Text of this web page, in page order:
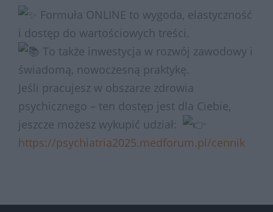
Formuła ONLINE to wygoda, elastyczność
i dostęp do wartościowych treści.
To także inwestycja w rozwój zawodowy i
świadomą, nowoczesną praktykę.
Jeśli pracujesz w obszarze zdrowia
psychicznego – ten dostęp jest dla Ciebie,
jeszcze możesz wykupić udział:
https://psychiatria2025.medforum.pl/cennik